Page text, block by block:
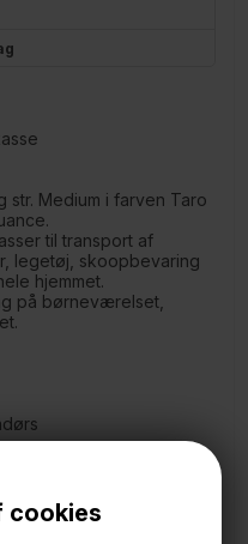
cookies
str. Medium i farven Taro
til transport af
legetøj, skoopbevaring
hjemmet.
på børneværelset,